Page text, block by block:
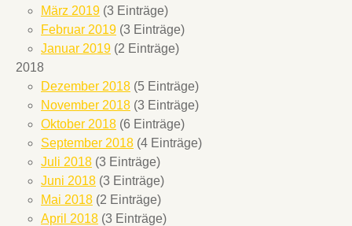
März 2019 (3 Einträge)
Februar 2019 (3 Einträge)
Januar 2019 (2 Einträge)
2018
Dezember 2018 (5 Einträge)
November 2018 (3 Einträge)
Oktober 2018 (6 Einträge)
September 2018 (4 Einträge)
Juli 2018 (3 Einträge)
Juni 2018 (3 Einträge)
Mai 2018 (2 Einträge)
April 2018 (3 Einträge)